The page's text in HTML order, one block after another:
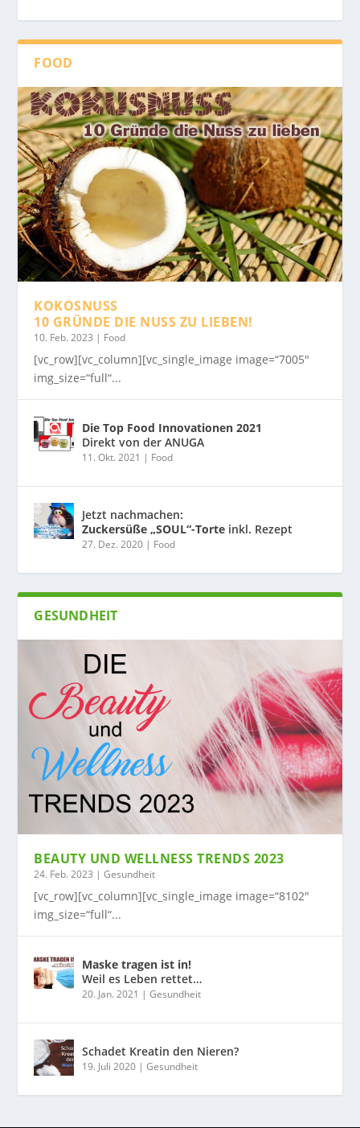
FOOD
KOKOSNUSS
10 GRÜNDE DIE NUSS ZU LIEBEN!
10. Feb. 2023 | Food
[vc_row][vc_column][vc_single_image image=“7005″
img_size=“full“...
Die Top Food Innovationen 2021
Direkt von der ANUGA
11. Okt. 2021 | Food
Jetzt nachmachen:
Zuckersüße „SOUL“-Torte inkl. Rezept
27. Dez. 2020 | Food
GESUNDHEIT
BEAUTY UND WELLNESS TRENDS 2023
24. Feb. 2023 |Gesundheit
[vc_row][vc_column][vc_single_image image=“8102″
img_size=“full“...
Maske tragen ist in!
Weil es Leben rettet…
20. Jan. 2021 |Gesundheit
Schadet Kreatin den Nieren?
19. Juli 2020 |Gesundheit